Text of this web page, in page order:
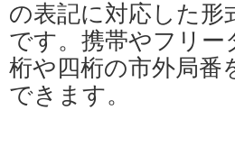
の表記に対応した形
です。携帯やフリ
桁や四桁の市外局番
できます。